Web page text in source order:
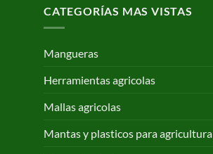
CATEGORÍAS MAS VISTAS
Mangueras
Herramientas agricolas
Mallas agricolas
Mantas y plasticos para agricultura